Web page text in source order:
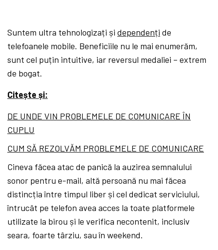
Suntem ultra tehnologizați șidependenți de
telefoanele mobile. Beneficiile nu le mai enumerăm,
sunt cel puțin intuitive, iar reversul medaliei – extrem
de bogat.
Citește și:
DE UNDE VIN PROBLEMELE DE COMUNICARE ÎN
CUPLU
CUM SĂ REZOLVĂM PROBLEMELE DE COMUNICARE
Cineva făcea atac de panică la auzirea semnalului
sonor pentru e-mail, altă persoană nu mai făcea
distincția între timpul liber și cel dedicat serviciului,
întrucât pe telefon avea acces la toate platformele
utilizate la birou și le verifica necontenit, inclusiv
seara, foarte târziu, sau în weekend.